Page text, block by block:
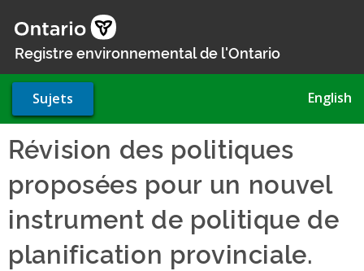
au
contenu
Registre environnemental de l'Ontario
Sujets English
Révision des politiques
proposées pour un nouvel
instrument de politique de
planification provinciale.